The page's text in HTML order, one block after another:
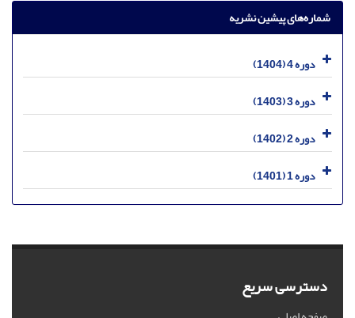
شماره‌های پیشین نشریه
دوره 4 (1404)
دوره 3 (1403)
دوره 2 (1402)
دوره 1 (1401)
دسترسی سریع